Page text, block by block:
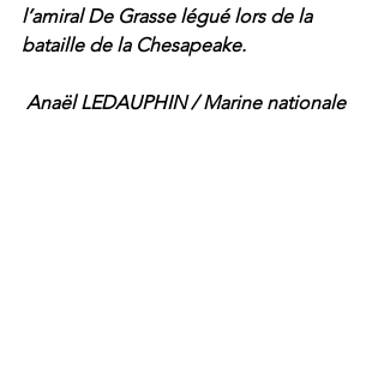
l’amiral De Grasse légué lors de la
bataille de la Chesapeake.
Anaël LEDAUPHIN / Marine nationale